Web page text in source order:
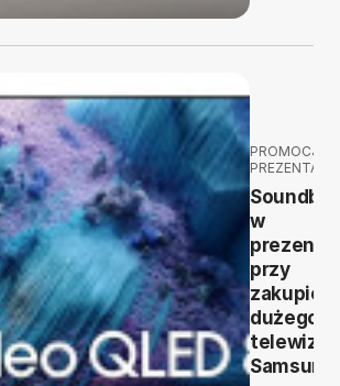
PROMOCJE I
Soundbar
w
przy
zakupie
dużego
Samsung